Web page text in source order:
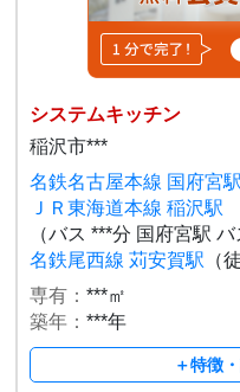
システムキッチン
稲沢市***
名鉄名古屋本線 国府宮駅
ＪＲ東海道本線 稲沢駅
（バス ***分 国府宮駅
名鉄尾西線 苅安賀駅 （
専有：***㎡
築年：***年
＋特徴